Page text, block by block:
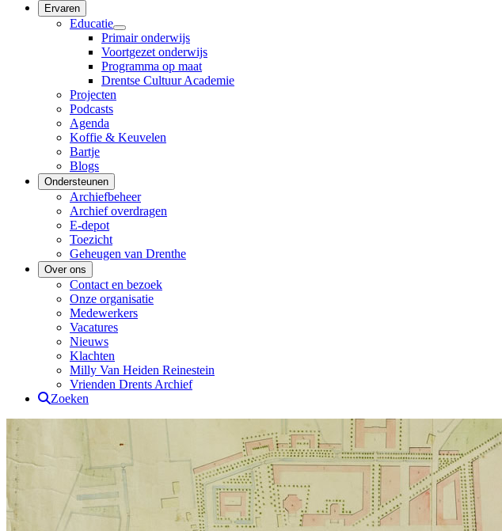
Ervaren
Educatie
Primair onderwijs
Voortgezet onderwijs
Programma op maat
Drentse Cultuur Academie
Projecten
Podcasts
Agenda
Koffie & Keuvelen
Bartje
Blogs
Ondersteunen
Archiefbeheer
Archief overdragen
E-depot
Toezicht
Geheugen van Drenthe
Over ons
Contact en bezoek
Onze organisatie
Medewerkers
Vacatures
Nieuws
Klachten
Milly Van Heiden Reinestein
Vrienden Drents Archief
Zoeken
Drents Archief